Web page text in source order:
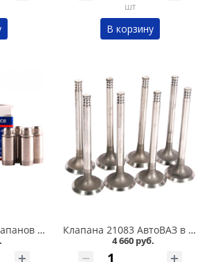
шт
В корзину
Направляющие клапанов 2108 АвтоВАЗ в Омске Клапана 21083 АвтоВАЗ в Омске
4 660 руб.